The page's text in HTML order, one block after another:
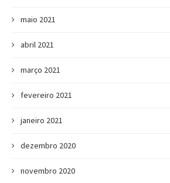
maio 2021
abril 2021
março 2021
fevereiro 2021
janeiro 2021
dezembro 2020
novembro 2020